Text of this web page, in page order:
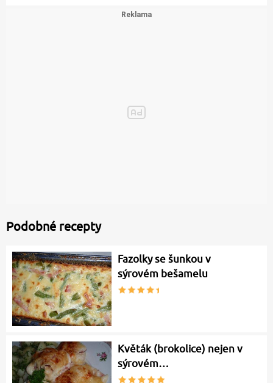
Podobné recepty
Fazolky se šunkou v
sýrovém bešamelu
Květák (brokolice) nejen v
sýrovém…